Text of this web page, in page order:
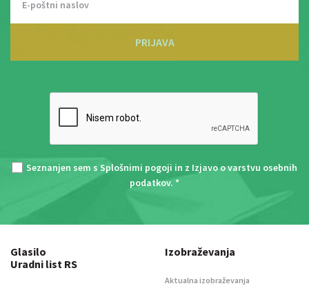
PRIJAVA
Seznanjen sem s Splošnimi pogoji in z Izjavo o varstvu osebnih
podatkov. *
Glasilo
Uradni list RS
Izobraževanja
Aktualna izobraževanja